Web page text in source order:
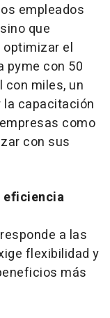
empleados
que
el
pyme con 50
miles, un
capacitación
como
con sus
eficiencia
a las
flexibilidad y
más